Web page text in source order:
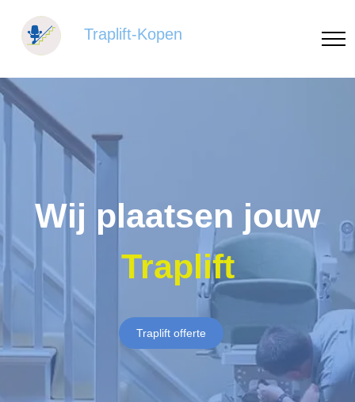
Traplift-Kopen
Wij plaatsen jouw
Traplift
Traplift offerte